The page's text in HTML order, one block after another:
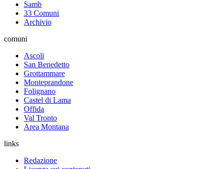
Samb
33 Comuni
Archivio
comuni
Ascoli
San Benedetto
Grottammare
Monteprandone
Folignano
Castel di Lama
Offida
Val Tronto
Area Montana
links
Redazione